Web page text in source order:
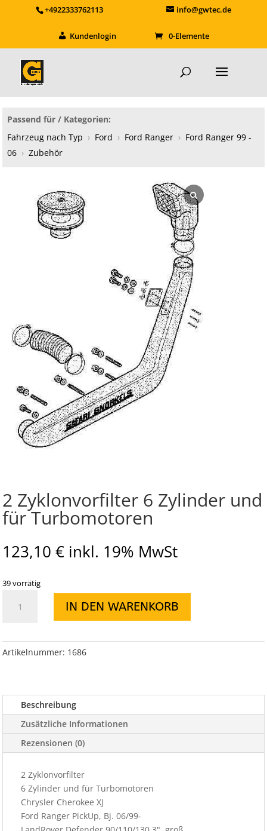
+4922333762113 info@gwtec.de
Kundenlogin 0-Elemente
Passend für / Kategorien:
Fahrzeug nach Typ › Ford › Ford Ranger › Ford Ranger 99 -
06 › Zubehör
2 Zyklonvorfilter 6 Zylinder und
für Turbomotoren
123,10 € inkl. 19% MwSt
39 vorrätig
Zyklonvorfilter
und
Menge
IN DEN WARENKORB
Artikelnummer: 1686
Beschreibung
Zusätzliche Informationen
Rezensionen (0)
2 Zyklonvorfilter
6 Zylinder und für Turbomotoren
Chrysler Cherokee XJ
Ford Ranger PickUp, Bj. 06/99-